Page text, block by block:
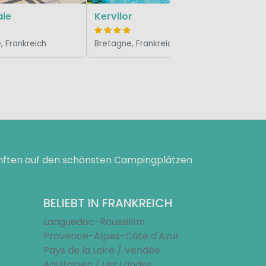
Frankreich
Kervilor
Bretagne, Frankreich
auf den schönsten Campingplätzen
BELIEBT IN FRANKREICH
Languedoc-Roussillon
Provence-Alpes-Côte d'Azur
Pays de la Loire / Vendée